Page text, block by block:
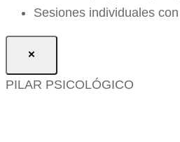
Sesiones individuales
×
PILAR PSICOLÓGICO